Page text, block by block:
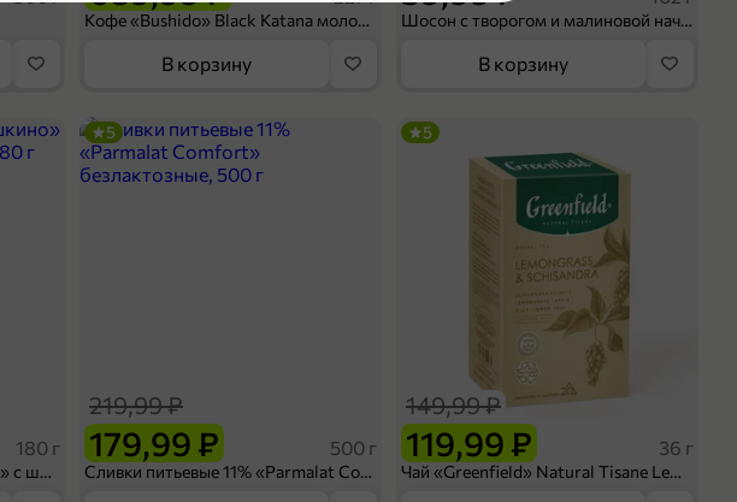
Замороженные продукты
Поделиться
Кофе «Bushido» Black Katana молотый, 227 г
В корзину
Шосон с творогом и малиновой начинкой, 102 г
В корзину
180 г
Вафельный сэндвич «Яшкино» с шоколадной начинкой, 180 г
179,99 ₽
219,99 ₽
500 г
Сливки питьевые 11% «Parmalat Comfort» безлактозные, 500 г
5
119,99 ₽
149,99 ₽
36 г
Чай «Greenfield» Natural Tisane Lemongrass & Schisandra, 20 пирамидок, 36 г
5